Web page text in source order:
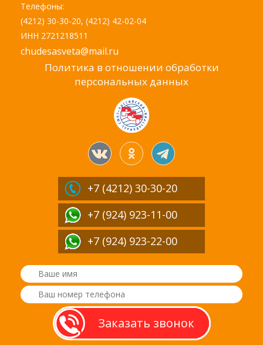
Телефоны:
(4212) 30-30-20, (4212) 42-02-04
ИНН 2721218511
chudesasveta@mail.ru
Политика в отношении обработки
персональных данных
+7 (4212) 30-30-20
+7 (924) 923-11-00
+7 (924) 923-22-00